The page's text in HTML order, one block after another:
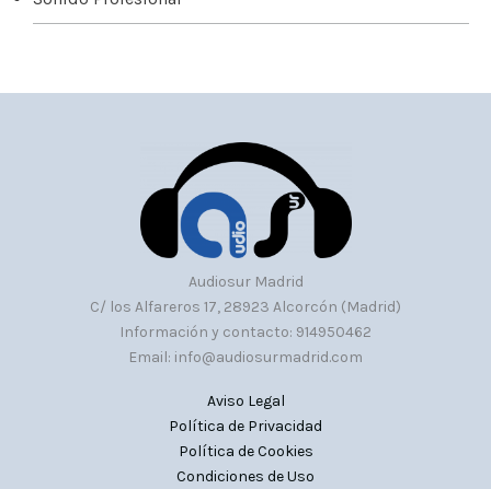
Audiosur Madrid
C/ los Alfareros 17, 28923 Alcorcón (Madrid)
Información y contacto: 914950462
Email: info@audiosurmadrid.com
Aviso Legal
Política de Privacidad
Política de Cookies
Condiciones de Uso